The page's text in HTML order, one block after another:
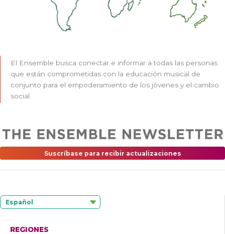
El Ensemble busca conectar e informar a todas las personas
que están comprometidas con la educación musical de
conjunto para el empoderamiento de los jóvenes y el cambio
social.
Suscríbase para recibir actualizaciones
Español
REGIONES